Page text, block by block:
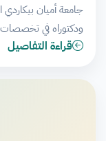
جامعة أميان
ودكتوراه في تخصصات
قراءة التفاصيل